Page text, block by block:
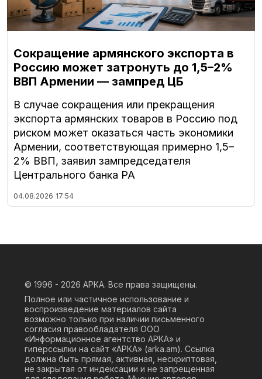
Сокращение армянского экспорта в
Россию может затронуть до 1,5–2%
ВВП Армении — зампред ЦБ
В случае сокращения или прекращения
экспорта армянских товаров в Россию под
риском может оказаться часть экономики
Армении, соответствующая примерно 1,5–
2% ВВП, заявил зампредседателя
Центрального банка РА
04.08.2026 17:54
© 1996 - 2026 АРКА. Все права защищены.
Полное или частичное использование и
воспроизведение материалов сайта
возможно только при наличии письменного
согласия правообладателя ООО
«Информационное агентство АРКА» и
гиперссылки на сайт «АРКА» (arka.am). Ссылка
должна быть прямая, активная, нескриптовая,
не закрытая от индексации и не запрещенная